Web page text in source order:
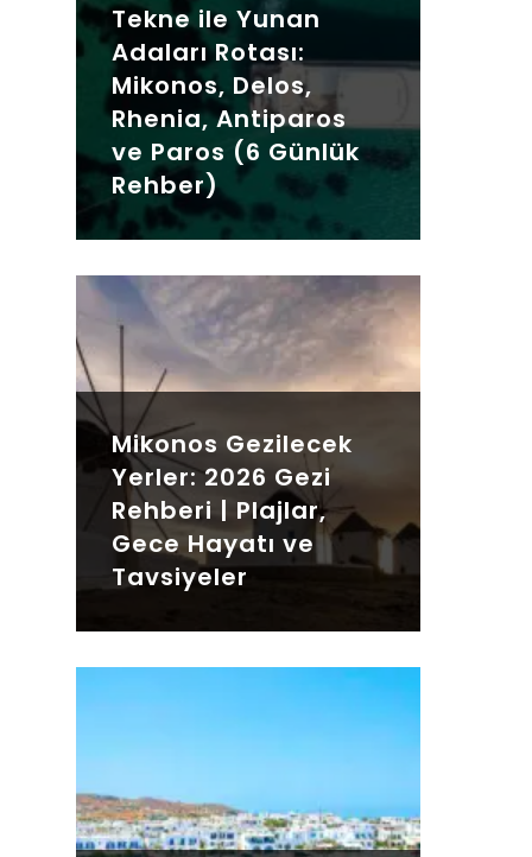
Tekne ile Yunan
Adaları Rotası:
Mikonos, Delos,
Rhenia, Antiparos
ve Paros (6 Günlük
Rehber)
Mikonos Gezilecek
Yerler: 2026 Gezi
Rehberi | Plajlar,
Gece Hayatı ve
Tavsiyeler